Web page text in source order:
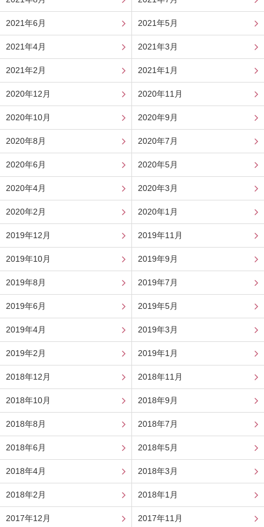
2021年6月 2021年5月
2021年4月 2021年3月
2021年2月 2021年1月
2020年12月 2020年11月
2020年10月 2020年9月
2020年8月 2020年7月
2020年6月 2020年5月
2020年4月 2020年3月
2020年2月 2020年1月
2019年12月 2019年11月
2019年10月 2019年9月
2019年8月 2019年7月
2019年6月 2019年5月
2019年4月 2019年3月
2019年2月 2019年1月
2018年12月 2018年11月
2018年10月 2018年9月
2018年8月 2018年7月
2018年6月 2018年5月
2018年4月 2018年3月
2018年2月 2018年1月
2017年12月 2017年11月